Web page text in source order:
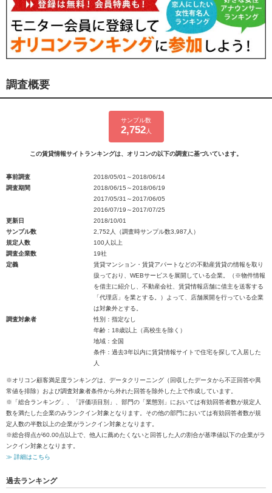
調査概要
サンプル数
2,752人
この賃貸情報サイトランキングは、オリコンの以下の調査に基づいています。
事前調査
2018/05/01～2018/06/14
調査期間
2018/06/15～2018/06/19
2017/05/31～2017/06/05
2016/07/19～2017/07/25
更新日
2018/10/01
サンプル数
2,752人（調査時サンプル数3,987人）
規定人数
100人以上
調査企業数
19社
定義
賃貸マンション・賃貸アパートなどの不動産賃貸の情報を取り
扱っており、WEBサービスを展開している企業。（※物件情報
を借主に紹介し、不動産会社、賃貸情報店舗に借主を送客する
「代理店」を業とする。）よって、店舗展開を行っている企業
は対象外とする。
調査対象者
性別：指定なし
年齢：18歳以上（高校生を除く）
地域：全国
条件：過去3年以内に賃貸情報サイトで住宅を探して入居した
人
※オリコン顧客満足度ランキングは、データクリーニング（回収したデータから不正回答や異
常値を排除）および調査対象者条件から外れた回答を除外した上で作成しています。
※「総合ランキング」、「評価項目別」、部門の「業態別」においては有効回答者数が規定人
数を満たした企業のみランクイン対象となります。その他の部門においては有効回答者数が規
定人数の半数以上の企業がランクイン対象となります。
※総合得点が60.00点以上で、他人に薦めたくないと回答した人の割合が基準値以下の企業がラ
ンクイン対象となります。
≫ 詳細はこちら
過去ランキング